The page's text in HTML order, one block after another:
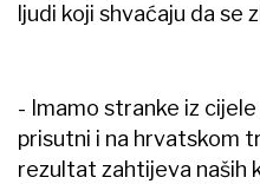
ljudi koji shvaćaju da se
- Imamo stranke iz
prisutni i na hrvatskom
rezultat zahtijeva naših